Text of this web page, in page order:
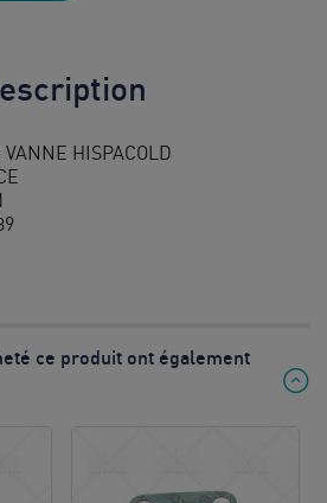
HISPACOLD
ce produit ont également